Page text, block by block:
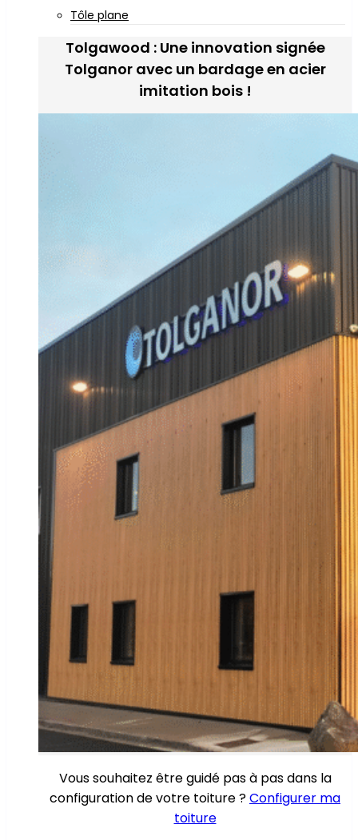
Tôle plane
Tolgawood : Une innovation signée
Tolganor avec un bardage en acier
imitation bois !
Vous souhaitez être guidé pas à pas dans la
configuration de votre toiture ?Configurer ma
toiture